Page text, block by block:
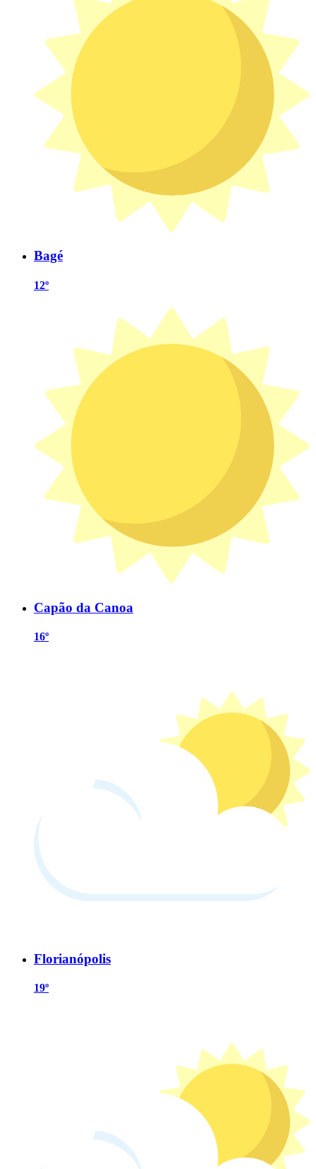
Bagé
12º
Capão da Canoa
16º
Florianópolis
19º